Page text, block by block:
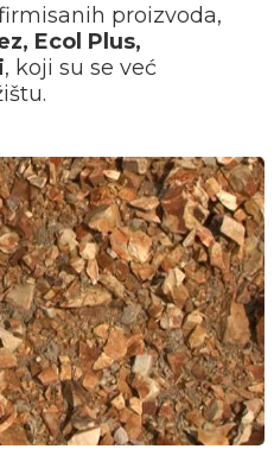
proizvoda,
Ecol Plus,
, koji su se već